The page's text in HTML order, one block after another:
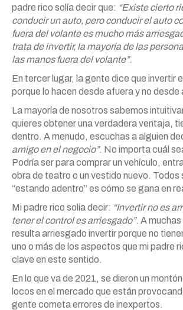
padre rico solía decir que: “Existe cierto
conducir un auto, pero conducir el auto
fuera del volante es mucho más
trata de invertir, la mayoría de las
las manos fuera del volante”.
En tercer lugar, la gente dice que invertir
porque lo hacen desde afuera y no desde
La mayoría de nosotros sabemos
quieres obtener una verdadera ventaja,
dentro. A menudo, escuchas a alguien
amigo en el negocio”. No importa cuál
Podría ser para comprar un vehículo,
obra de teatro o un vestido nuevo. Todos
“estando adentro” es cómo se gana en
Mi padre rico solía decir: “Invertir no es
tener el control es arriesgado”. A
resulta arriesgado invertir porque no
uno o más de los aspectos que mi padre
clave en este sentido.
En lo que va de 2021, se dieron un
locos en el mercado que están
gente cometa errores de inexpertos.